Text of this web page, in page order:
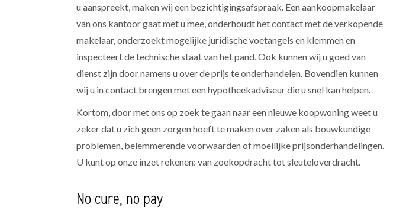
u aanspreekt, maken wij een bezichtigingsafspraak. Een aankoopmakelaar
van ons kantoor gaat met u mee, onderhoudt het contact met de verkopende
makelaar, onderzoekt mogelijke juridische voetangels en klemmen en
inspecteert de technische staat van het pand. Ook kunnen wij u goed van
dienst zijn door namens u over de prijs te onderhandelen. Bovendien kunnen
wij u in contact brengen met een hypotheekadviseur die u snel kan helpen.
Kortom, door met ons op zoek te gaan naar een nieuwe koopwoning weet u
zeker dat u zich geen zorgen hoeft te maken over zaken als bouwkundige
problemen, belemmerende voorwaarden of moeilijke prijsonderhandelingen.
U kunt op onze inzet rekenen: van zoekopdracht tot sleuteloverdracht.
No cure, no pay